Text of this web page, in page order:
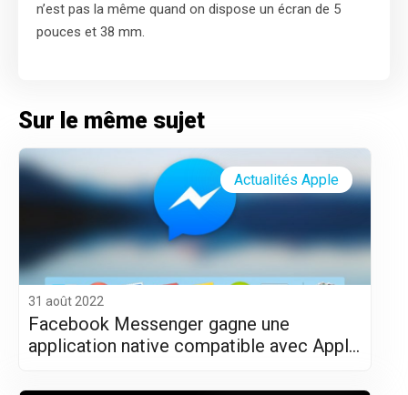
n’est pas la même quand on dispose un écran de 5
pouces et 38 mm.
Sur le même sujet
31 août 2022
Facebook Messenger gagne une
application native compatible avec Apple
Actualités Apple